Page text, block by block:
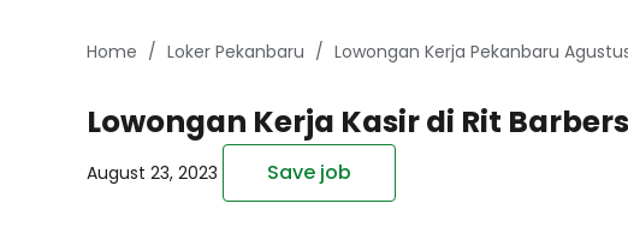
Home Loker Pekanbaru Lowongan Kerja Pekanbaru
Lowongan Kerja Kasir di Rit
August 23, 2023 Save job